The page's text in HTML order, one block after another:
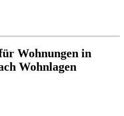
Wohnungen in
Wohnlagen